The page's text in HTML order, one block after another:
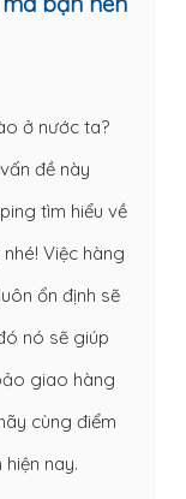
ở nước ta?
đề này
tìm hiểu về
Việc hàng
ổn định sẽ
nó sẽ giúp
giao hàng
cùng điểm
nay.